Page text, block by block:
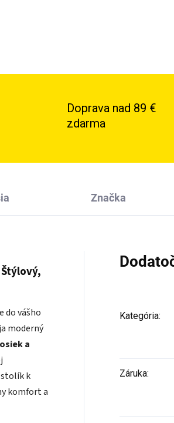
Doprava nad 89 €
zdarma
Značka
do vášho
moderný
a
stolík k
komfort a
Kategória:
Záruka: